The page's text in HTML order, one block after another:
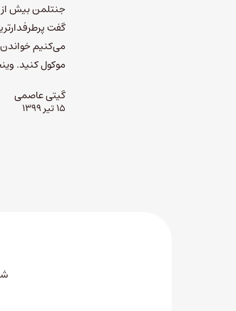
جنتلمن بیش
گفت
می‌کنیم
موکول کنید.
گیتی عاصمی
۱۵ تیر ۱۳۹۹